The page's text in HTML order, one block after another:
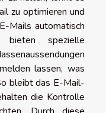
zu optimieren und
Mails automatisch
bieten spezielle
lassen, was
bleibt das E-Mail-
die Kontrolle